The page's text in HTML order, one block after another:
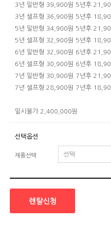
3년 일반형 39,900원 5년후
3년 셀프형 36,900원 5년후
5년 일반형 34,900원 5년후
5년 셀프형 32,900원 5년후
6년 일반형 32,900원 6년후
6년 셀프형 30,900원 6년후
7년 일반형 30,900원 7년후
7년 셀프형 28,900원 7년후
일시불가 2,400,000원
선택옵션
제품선택
렌탈신청